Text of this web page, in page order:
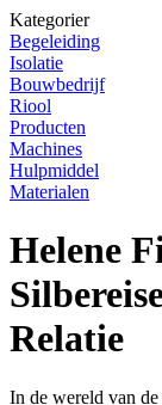
Kategorier
Begeleiding
Isolatie
Bouwbedrijf
Riool
Producten
Machines
Hulpmiddel
Materialen
Helene
Relatie
In de wereld van